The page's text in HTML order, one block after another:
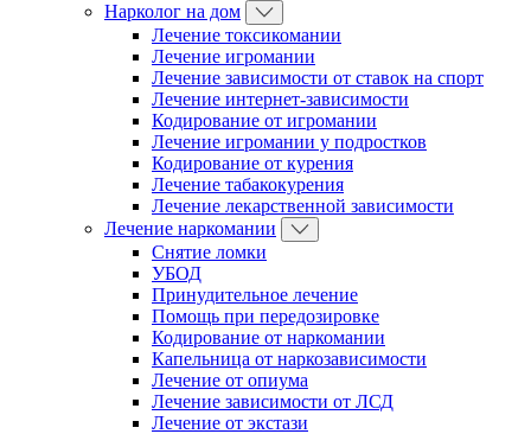
Нарколог на дом
Лечение токсикомании
Лечение игромании
Лечение зависимости от ставок на спорт
Лечение интернет-зависимости
Кодирование от игромании
Лечение игромании у подростков
Кодирование от курения
Лечение табакокурения
Лечение лекарственной зависимости
Лечение наркомании
Снятие ломки
УБОД
Принудительное лечение
Помощь при передозировке
Кодирование от наркомании
Капельница от наркозависимости
Лечение от опиума
Лечение зависимости от ЛСД
Лечение от экстази